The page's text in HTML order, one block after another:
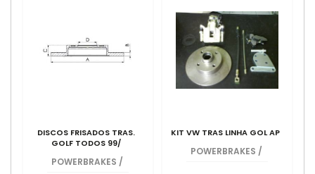
DISCOS FRISADOS TRAS.
GOLF TODOS 99/
POWERBRAKES /
KIT VW TRAS LINHA GOL AP
POWERBRAKES /